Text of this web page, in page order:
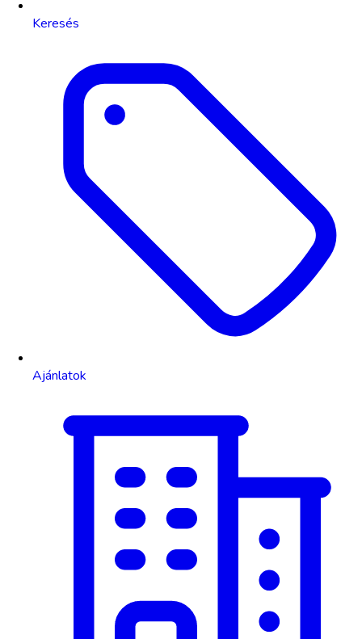
Keresés
Ajánlatok